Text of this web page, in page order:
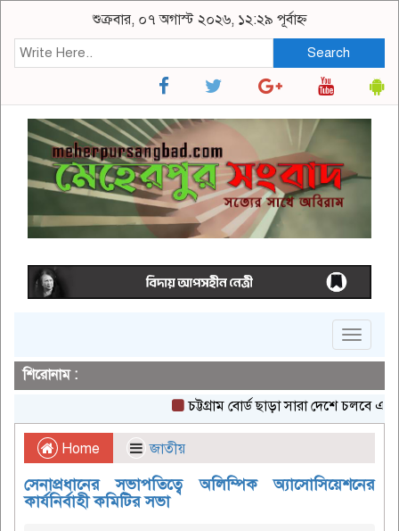
শুক্রবার, ০৭ অগাস্ট ২০২৬, ১২:২৯ পূর্বাহ্ন
Search
Toggle
শিরোনাম :
চট্টগ্রাম বোর্ড ছাড়া সারা দেশে চলবে
Home জাতীয়
সেনাপ্রধানের সভাপতিত্বে অলিম্পিক অ্যাসোসিয়েশনের
কার্যনির্বাহী কমিটির সভা